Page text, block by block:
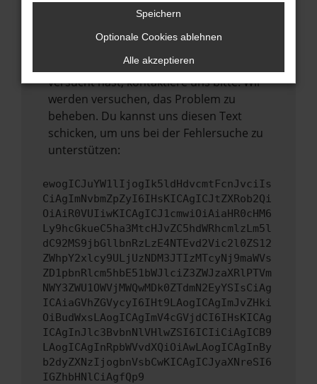
führen, dass bestimmte Funktionen nicht
Wende dich an den Webseitenbetreiber.
Wenn du alle oben genannten Schritte
versucht hast, kontaktiere uns bitte. Wir
werden versuchen, das Problem zu
beheben. Du kannst uns diesen Text
schicken, um uns bei der Fehlersuche zu
unterstützen:
ewogICJuYW1lIjogIk5ldHdvcmtFcnJvciIs
CiAgImNvbmZpZyI6IHsKICAgICJtZXRob2Qi
OiAiR0VUIiwKICAgICJ1cmwiOiAiaHR0cHM6
Ly9hcGkueC5ha3MtcHJvZC5hdWRhcmlzLm5l
dC92MS9jbGllbnRzLzE4NTEvd2Vic2l0ZS12
ZWhpY2xlcy9ULjUzNDM3JTIzMTcyNj9maWVs
ZD1pbnRlcm5hbE51bWJlciZ3ZWJzaXRlPTVm
NWY3ZWU1OWVjMWQwMDk0ZTdmN2EyYSIsCiAg
ICAiaGVhZGVycyI6IHt9LAogICAgImJvZHki
OiBudWxsLAogICAgImV4cGVjdCI6IHsKICAg
ICAgInJlc3BvbnNlVHlwZSI6ICIiCiAgICB9
LAogICAgInRpbWVvdXQiOiAwLAogICAgInBy
b2dyZXNzIjogbnVsbCwKICAgICJyaXNreSI6
IGZhbHNlCiAgfQp9
Speichern
Optionale Cookies ablehnen
Alle akzeptieren